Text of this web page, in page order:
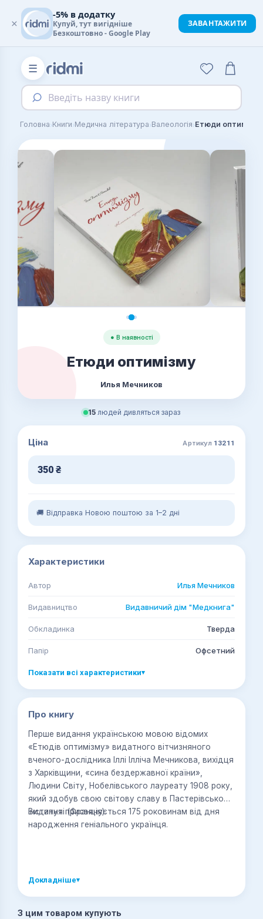
☰
Введіть назву книги
Головна›Книги›Медична література›Валеологія›Етюди оптимізму
● В наявності
Етюди оптимізму
Илья Мечников
15людей дивляться зараз
Ціна Артикул 13211
350 ₴
🚚 Відправка Новою поштою за 1–2 дні
Характеристики
Автор Илья Мечников
Видавництво Видавничий дім "Медкнига"
Обкладинка Тверда
Папір Офсетний
Показати всі характеристики▾
Про книгу
Перше видання українською мовою відомих
«Етюдів оптимізму» видатного вітчизняного
вченого-дослідника Іллі Ілліча Мечникова, вихідця
з Харківщини, «сина бездержавної країни»,
Людини Світу, Нобелівського лауреату 1908 року,
який здобув свою світову славу в Пастерівському
інституті (Франція).
Видання присвячується 175 роковинам від дня
народження геніального українця.
Докладніше▾
З цим товаром купують
×
-5% в додатку
Купуй, тут вигідніше
Безкоштовно - Google Play
ЗАВАНТАЖИТИ